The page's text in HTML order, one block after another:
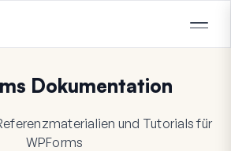
Dokumentation
und Tutorials für
WPForms